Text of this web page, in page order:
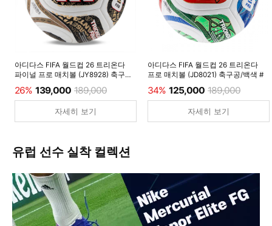
아디다스 FIFA 월드컵 26 트리온다
파이널 프로 매치볼 (JY8928) 축구공/
26% 139,000 189,000
자세히 보기
아디다스 FIFA 월드컵 26 트리온다
프로 매치볼 (JD8021) 축구공/백색 #
34% 125,000 189,000
자세히 보기
유럽 선수 실착 컬렉션